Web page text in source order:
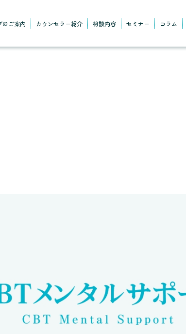
のご案内 カウンセラー紹介 相談内容 セミナー コラム